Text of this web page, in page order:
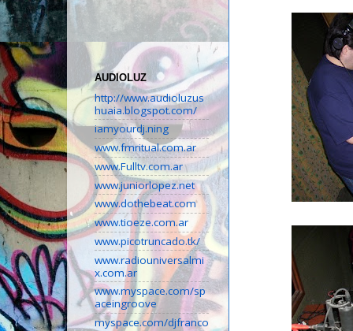
AUDIOLUZ
http://www.audioluzus
huaia.blogspot.com/
iamyourdj.ning
www.fmritual.com.ar
www.Fulltv.com.ar
www.juniorlopez.net
www.dothebeat.com
www.tioeze.com.ar
www.picotruncado.tk/
www.radiouniversalmi
x.com.ar
www.myspace.com/sp
aceingroove
myspace.com/djfranco